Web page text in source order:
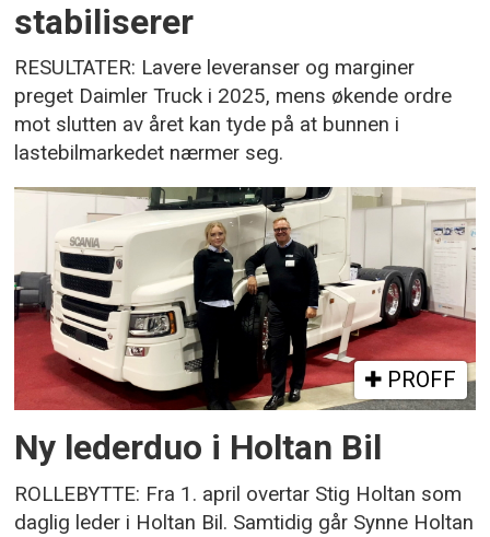
stabiliserer
RESULTATER: Lavere leveranser og marginer
preget Daimler Truck i 2025, mens økende ordre
mot slutten av året kan tyde på at bunnen i
lastebilmarkedet nærmer seg.
PROFF
Ny lederduo i Holtan Bil
ROLLEBYTTE: Fra 1. april overtar Stig Holtan som
daglig leder i Holtan Bil. Samtidig går Synne Holtan